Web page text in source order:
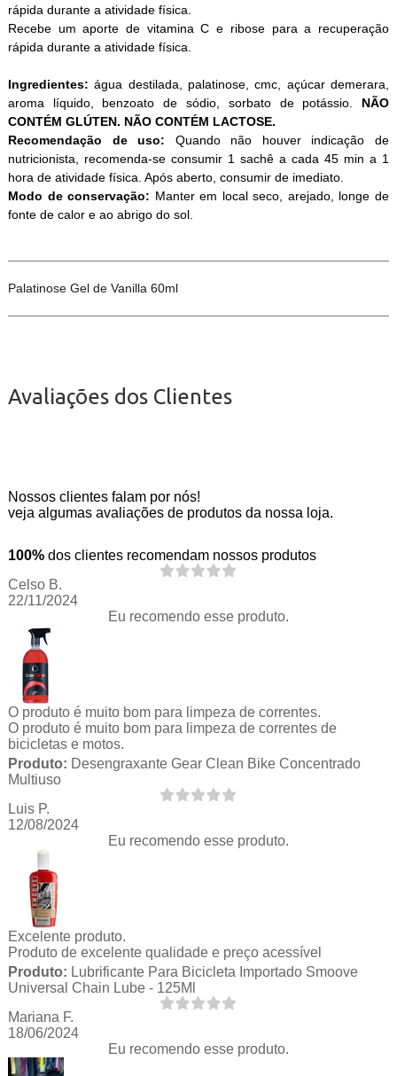
rápida durante a atividade física.
Recebe um aporte de vitamina C e ribose para a recuperação
rápida durante a atividade física.
Ingredientes:gua destilada, palatinose, cmc, açúcar demerara,
aroma líquido, benzoato de sódio, sorbato de potássio. NÃO
CONTÉM GLÚTEN. NÃO CONTÉM LACTOSE.
Recomendação de uso: Quando não houver indicação de
nutricionista, recomenda-se consumir 1 sachê a cada 45 min a 1
hora de atividade física. Após aberto, consumir de imediato.
Modo de conservação: Manter em local seco, arejado, longe de
fonte de calor e ao abrigo do sol.
Palatinose Gel de Vanilla 60ml
Avaliações dos Clientes
Nossos clientes falam por nós!
veja algumas avaliações de produtos da nossa loja.
100% dos clientes recomendam nossos produtos
Celso B.
22/11/2024
Eu recomendo esse produto.
O produto é muito bom para limpeza de correntes.
O produto é muito bom para limpeza de correntes de
bicicletas e motos.
Produto: Desengraxante Gear Clean Bike Concentrado
Multiuso
Luis P.
12/08/2024
Eu recomendo esse produto.
Excelente produto.
Produto de excelente qualidade e preço acessível
Produto: Lubrificante Para Bicicleta Importado Smoove
Universal Chain Lube - 125Ml
Mariana F.
18/06/2024
Eu recomendo esse produto.